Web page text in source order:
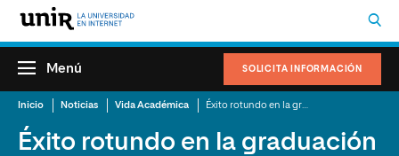
SOLICITA INFORMACIÓN
Menú
Inicio Noticias Vida Académica
Éxito rotundo en la graduación